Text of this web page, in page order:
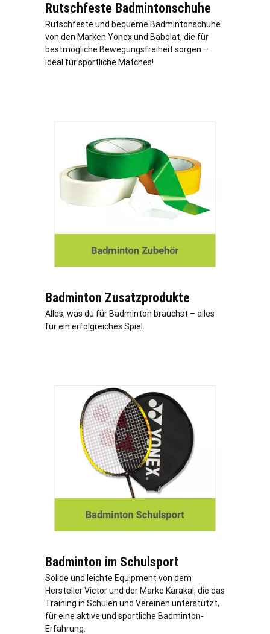
Rutschfeste Badmintonschuhe
Rutschfeste und bequeme Badmintonschuhe
von den Marken Yonex und Babolat, die für
bestmögliche Bewegungsfreiheit sorgen –
ideal für sportliche Matches!
Badminton Zusatzprodukte
Alles, was du für Badminton brauchst – alles
für ein erfolgreiches Spiel.
Badminton im Schulsport
Solide und leichte Equipment von dem
Hersteller Victor und der Marke Karakal, die das
Training in Schulen und Vereinen unterstützt,
für eine aktive und sportliche Badminton-
Erfahrung.